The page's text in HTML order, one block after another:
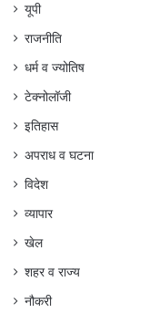
यूपी
राजनीति
धर्म व ज्योतिष
टेक्नोलॉजी
इतिहास
अपराध व घटना
विदेश
व्यापार
खेल
शहर व राज्य
नौकरी